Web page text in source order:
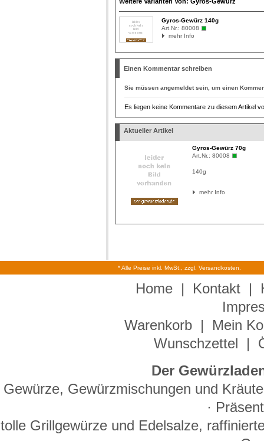
Gyros-Gewürz 140g
Art.Nr.: 80008
mehr Info
Einen Kommentar schreiben
Sie müssen angemeldetsein, um einen
Es liegen keine Kommentare zu diesem Artikel
Aktueller Artikel
Gyros-Gewürz 70g
Art.Nr.: 80008
140g
mehr Info
* Alle Preise inkl. MwSt., zzgl. Versandkosten.
Home | Kontakt |
Warenkorb
|
Mein
Wunschzettel
|
Der
Gewürze, Gewürzmischungen und
·
tolle Grillgewürze und Edelsalze,